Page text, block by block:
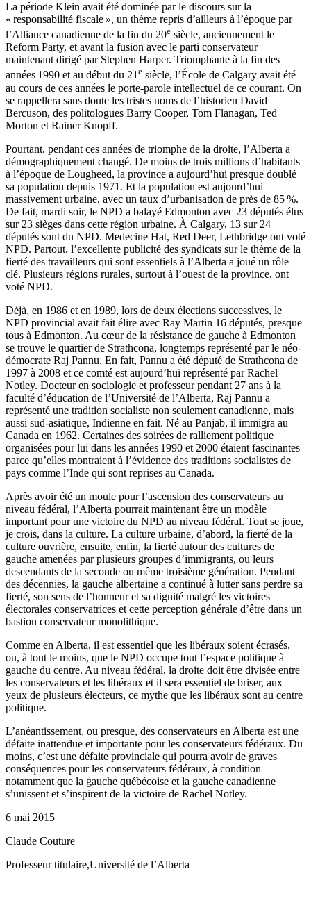
La période Klein avait été dominée par le discours sur la
« responsabilité fiscale », un thème repris d’ailleurs à l’époque par
l’Alliance canadienne de la fin du 20e siècle, anciennement le
Reform Party, et avant la fusion avec le parti conservateur
maintenant dirigé par Stephen Harper. Triomphante à la fin des
années 1990 et au début du 21e siècle, l’École de Calgary avait été
au cours de ces années le porte-parole intellectuel de ce courant. On
se rappellera sans doute les tristes noms de l’historien David
Bercuson, des politologues Barry Cooper, Tom Flanagan, Ted
Morton et Rainer Knopff.
Pourtant, pendant ces années de triomphe de la droite, l’Alberta a
démographiquement changé. De moins de trois millions d’habitants
à l’époque de Lougheed, la province a aujourd’hui presque doublé
sa population depuis 1971. Et la population est aujourd’hui
massivement urbaine, avec un taux d’urbanisation de près de 85 %.
De fait, mardi soir, le NPD a balayé Edmonton avec 23 députés élus
sur 23 sièges dans cette région urbaine. À Calgary, 13 sur 24
députés sont du NPD. Medecine Hat, Red Deer, Lethbridge ont voté
NPD. Partout, l’excellente publicité des syndicats sur le thème de la
fierté des travailleurs qui sont essentiels à l’Alberta a joué un rôle
clé. Plusieurs régions rurales, surtout à l’ouest de la province, ont
voté NPD.
Déjà, en 1986 et en 1989, lors de deux élections successives, le
NPD provincial avait fait élire avec Ray Martin 16 députés, presque
tous à Edmonton. Au cœur de la résistance de gauche à Edmonton
se trouve le quartier de Strathcona, longtemps représenté par le néo­-
démocrate Raj Pannu. En fait, Pannu a été député de Strathcona de
1997 à 2008 et ce comté est aujourd’hui représenté par Rachel
Notley. Docteur en sociologie et professeur pendant 27 ans à la
faculté d’éducation de l’Université de l’Alberta, Raj Pannu a
représenté une tradition socialiste non seulement canadienne, mais
aussi sud-asiatique, Indienne en fait. Né au Panjab, il immigra au
Canada en 1962. Certaines des soirées de ralliement politique
organisées pour lui dans les années 1990 et 2000 étaient fascinantes
parce qu’elles montraient à l’évidence des traditions socialistes de
pays comme l’Inde qui sont reprises au Canada.
Après avoir été un moule pour l’ascension des conservateurs au
niveau fédéral, l’Alberta pourrait maintenant être un modèle
important pour une victoire du NPD au niveau fédéral. Tout se joue,
je crois, dans la culture. La culture urbaine, d’abord, la fierté de la
culture ouvrière, ensuite, enfin, la fierté autour des cultures de
gauche amenées par plusieurs groupes d’immigrants, ou leurs
descendants de la seconde ou même troisième génération. Pendant
des décennies, la gauche albertaine a continué à lutter sans perdre sa
fierté, son sens de l’honneur et sa dignité malgré les victoires
électorales conservatrices et cette perception générale d’être dans un
bastion conservateur monolithique.
Comme en Alberta, il est essentiel que les libéraux soient écrasés,
ou, à tout le moins, que le NPD occupe tout l’espace politique à
gauche du centre. Au niveau fédéral, la droite doit être divisée entre
les conservateurs et les libéraux et il sera essentiel de briser, aux
yeux de plusieurs électeurs, ce mythe que les libéraux sont au centre
politique.
L’anéantissement, ou presque, des conservateurs en Alberta est une
défaite inattendue et importante pour les conservateurs fédéraux. Du
moins, c’est une défaite provinciale qui pourra avoir de graves
conséquences pour les conservateurs fédéraux, à condition
notamment que la gauche québécoise et la gauche canadienne
s’unissent et s’inspirent de la victoire de Rachel Notley.
6 mai 2015
Claude Couture
Professeur titulaire,Université de l’Alberta